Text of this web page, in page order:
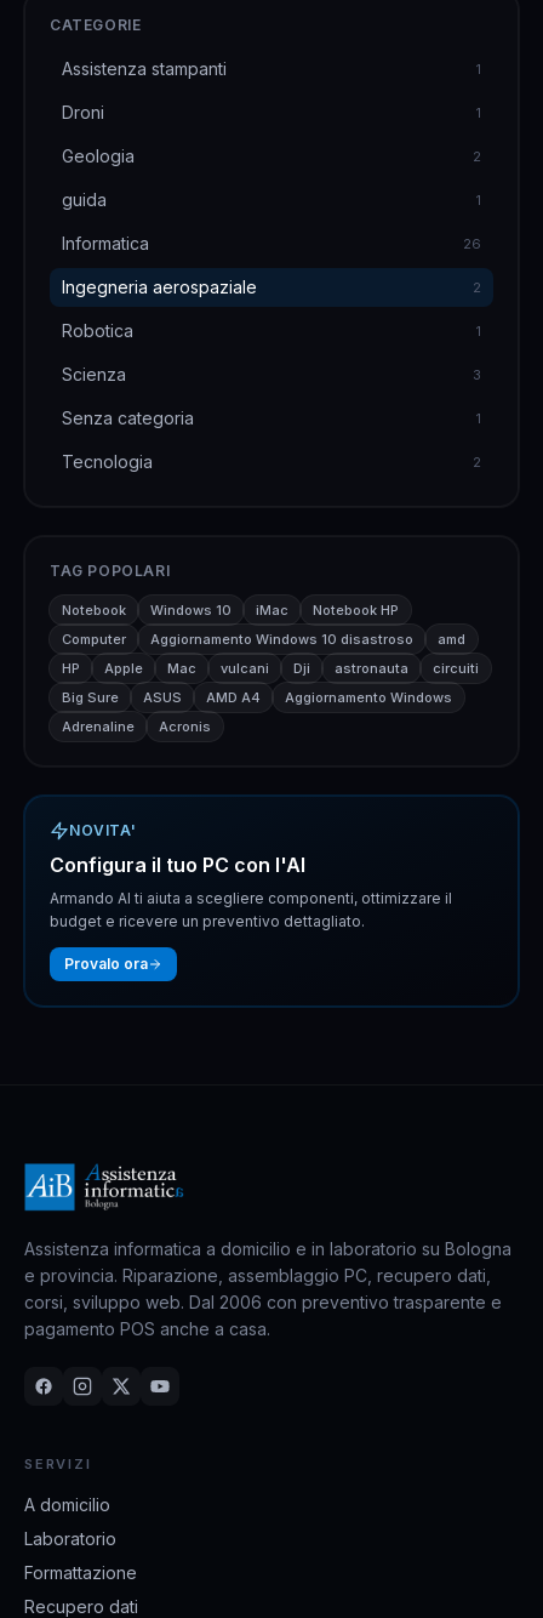
CATEGORIE
Assistenza stampanti 1
Droni 1
Geologia 2
guida 1
Informatica 26
Ingegneria aerospaziale 2
Robotica 1
Scienza 3
Senza categoria 1
Tecnologia 2
TAG POPOLARI
Notebook Windows 10 iMac
Notebook HP
Computer
Aggiornamento Windows 10 disastroso
amd
HP
Apple Mac vulcani Dji astronauta
circuiti
Big Sure
ASUS AMD A4
Aggiornamento Windows
Adrenaline
Acronis
NOVITA'
Configura il tuo PC con l'AI
Armando AI ti aiuta a scegliere componenti, ottimizzare il
budget e ricevere un preventivo dettagliato.
Provalo ora
Assistenza informatica a domicilio e in laboratorio su Bologna
e provincia. Riparazione, assemblaggio PC, recupero dati,
corsi, sviluppo web. Dal 2006 con preventivo trasparente e
pagamento POS anche a casa.
SERVIZI
A domicilio
Laboratorio
Formattazione
Recupero dati